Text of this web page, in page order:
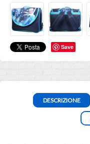
Save
DESCRIZIONE